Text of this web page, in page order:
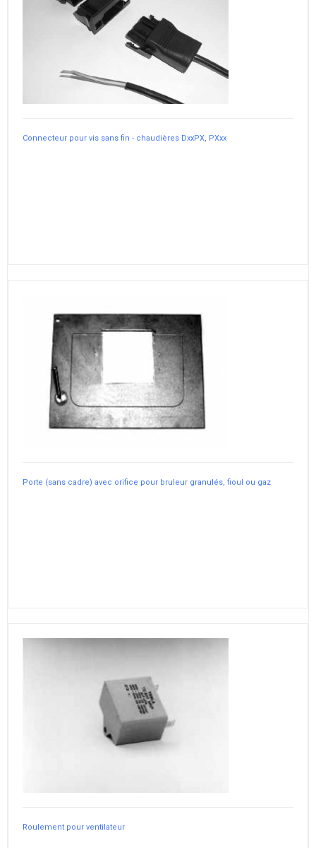
Connecteur pour vis sans fin - chaudières DxxPX, PXxx
Porte (sans cadre) avec orifice pour bruleur granulés, fioul ou gaz
Roulement pour ventilateur